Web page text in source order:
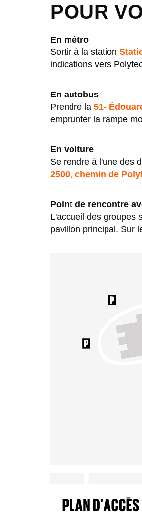
POUR
En métro
Sortir à la station
indications vers
En autobus
Prendre la 51-
emprunter la rampe
En voiture
Se rendre à l'une des
2500, chemin de
Point de rencontre
L'accueil des groupes
pavillon principal. Sur